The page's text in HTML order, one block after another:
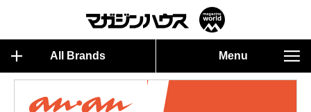
All Brands Menu